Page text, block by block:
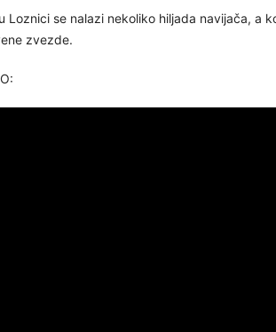
Loznici se nalazi nekoliko hiljada navijača, a
zvezde.